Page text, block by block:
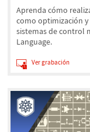
Aprenda cómo
como optimización
sistemas de control
Language.
Ver grabación